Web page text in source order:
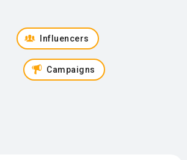
Influencers
Campaigns